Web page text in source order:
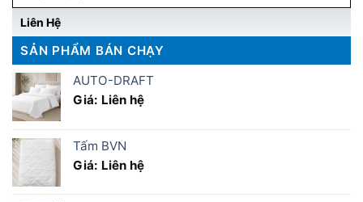
Liên Hệ
SẢN PHẨM BÁN CHẠY
AUTO-DRAFT
Giá: Liên hệ
Tấm BVN
Giá: Liên hệ